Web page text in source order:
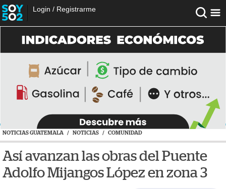
Login / Registrarme
NOTICIAS GUATEMALA / NOTICIAS / COMUNIDAD
Así avanzan las obras del Puente
Adolfo Mijangos López en zona 3